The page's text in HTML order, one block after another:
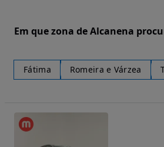
Em que zona de Alcanena
Fátima Romeira e Várzea